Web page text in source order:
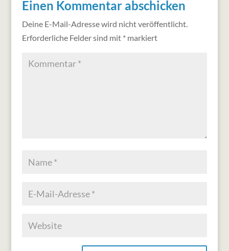
Einen Kommentar abschicken
Deine E-Mail-Adresse wird nicht veröffentlicht.
Erforderliche Felder sind mit *markiert